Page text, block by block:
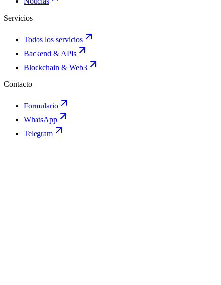
Servicios
Todos los servicios
Backend & APIs
Blockchain & Web3
Contacto
Formulario
WhatsApp
Telegram